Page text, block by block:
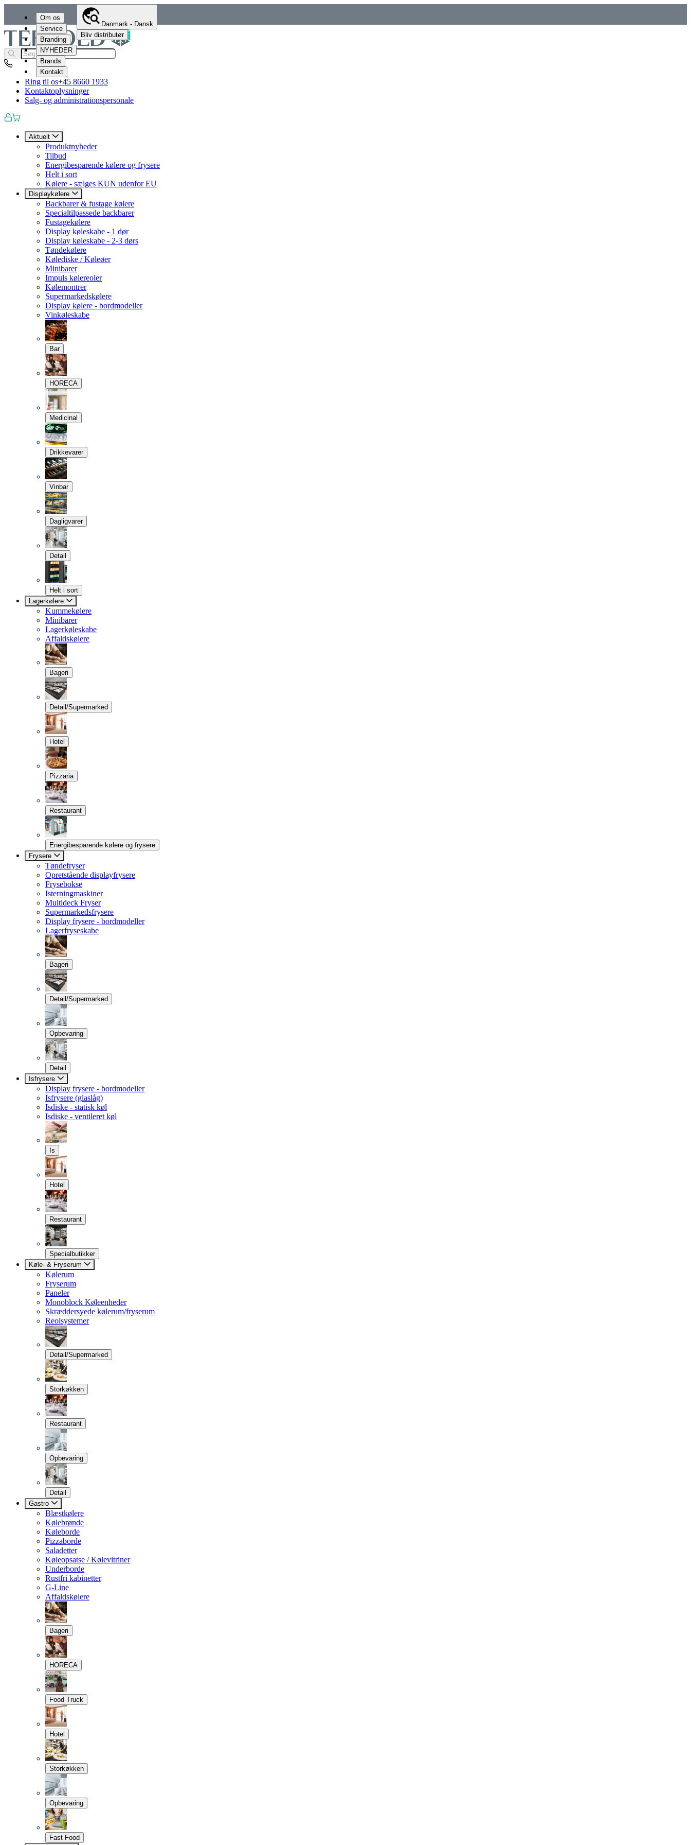
Om os
Service
Branding
NYHEDER
Brands
Kontakt
Danmark - Dansk
Bliv distributør
Ring til os+45 8660 1933
Kontaktoplysninger
Salg- og administrationspersonale
Aktuelt
Produktnyheder
Tilbud
Energibesparende kølere og frysere
Helt i sort
Kølere - sælges KUN udenfor EU
Displaykølere
Backbarer & fustage kølere
Specialtilpassede backbarer
Fustagekølere
Display køleskabe - 1 dør
Display køleskabe - 2-3 dørs
Tøndekølere
Kølediske / Køleøer
Minibarer
Impuls kølereoler
Kølemontrer
Supermarkedskølere
Display kølere - bordmodeller
Vinkøleskabe
Bar
HORECA
Medicinal
Drikkevarer
Vinbar
Dagligvarer
Detail
Helt i sort
Lagerkølere
Kummekølere
Minibarer
Lagerkøleskabe
Affaldskølere
Bageri
Detail/Supermarked
Hotel
Pizzaria
Restaurant
Energibesparende kølere og frysere
Frysere
Tøndefryser
Opretstående displayfrysere
Frysebokse
Isterningmaskiner
Multideck Fryser
Supermarkedsfrysere
Display frysere - bordmodeller
Lagerfryseskabe
Bageri
Detail/Supermarked
Opbevaring
Detail
Isfrysere
Display frysere - bordmodeller
Isfrysere (glaslåg)
Isdiske - statisk køl
Isdiske - ventileret køl
Is
Hotel
Restaurant
Specialbutikker
Køle- & Fryserum
Kølerum
Fryserum
Paneler
Monoblock Køleenheder
Skræddersyede kølerum/fryserum
Reolsystemer
Detail/Supermarked
Storkøkken
Restaurant
Opbevaring
Detail
Gastro
Blæstkølere
Kølebrønde
Køleborde
Pizzaborde
Saladetter
Køleopsatse / Kølevitriner
Underborde
Rustfri kabinetter
G-Line
Affaldskølere
Bageri
HORECA
Food Truck
Hotel
Storkøkken
Opbevaring
Fast Food